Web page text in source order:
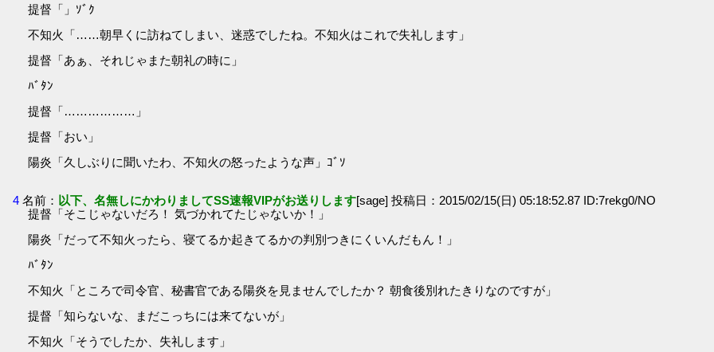
提督「」ｿﾞｸ
不知火「……朝早くに訪ねてしまい、迷惑でしたね。不知火はこれで失礼します」
提督「あぁ、それじゃまた朝礼の時に」
ﾊﾞﾀﾝ
提督「………………」
提督「おい」
陽炎「久しぶりに聞いたわ、不知火の怒ったような声」ｺﾞｿ
4 名前： 以下、名無しにかわりましてSS速報VIPがお送りします[sage] 投稿日：2015/02/15(日) 05:18:52.87 ID:7rekg0/NO
提督「そこじゃないだろ！ 気づかれてたじゃないか！」
陽炎「だって不知火ったら、寝てるか起きてるかの判別つきにくいんだもん！」
ﾊﾞﾀﾝ
不知火「ところで司令官、秘書官である陽炎を見ませんでしたか？ 朝食後別れたきりなのですが」
提督「知らないな、まだこっちには来てないが」
不知火「そうでしたか、失礼します」